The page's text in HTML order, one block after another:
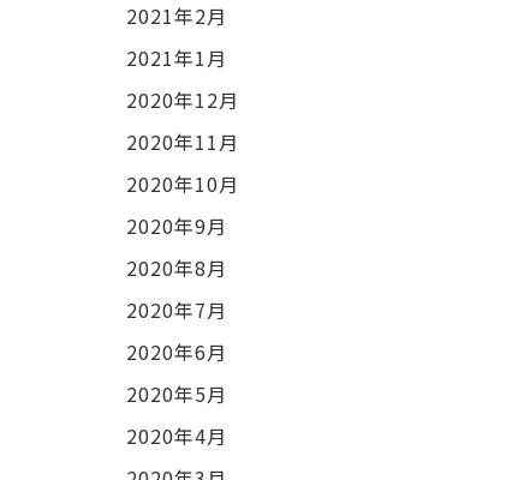
2021年2月
2021年1月
2020年12月
2020年11月
2020年10月
2020年9月
2020年8月
2020年7月
2020年6月
2020年5月
2020年4月